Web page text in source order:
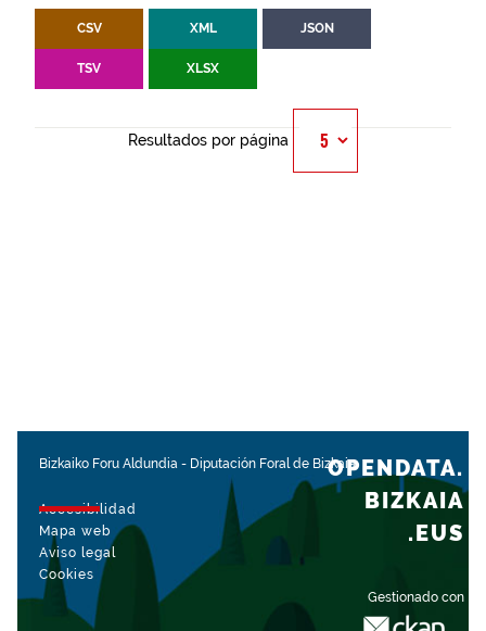
CSV XML JSON
TSV XLSX
Resultados por página
Bizkaiko Foru Aldundia - Diputación Foral de Bizkaia
Accesibilidad
Mapa web
Aviso legal
Cookies
Gestionado con
OPENDATA.
BIZKAIA
.EUS